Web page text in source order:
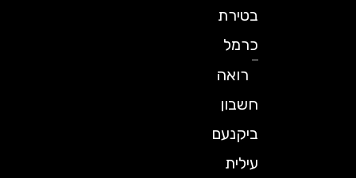
בטירת
כרמל
רואה
חשבון
ביקנעם
עילית